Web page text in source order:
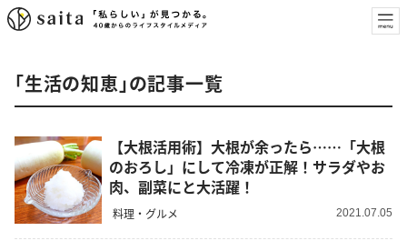
「生活の知恵」の記事一覧
【大根活用術】大根が余ったら……「大根
のおろし」にして冷凍が正解！サラダやお
肉、副菜にと大活躍！
料理・グルメ 2021.07.05